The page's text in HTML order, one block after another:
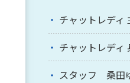
チャットレディ
チャットレディ
スタッフ 桑田